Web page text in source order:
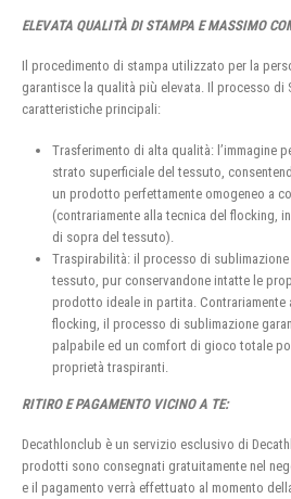
ELEVATA QUALITÀ DI STAMPA E MASSIMO
Il procedimento di stampa utilizzato per la
garantisce la qualità più elevata. Il processo di
caratteristiche principali:
Trasferimento di alta qualità: l’immagine
strato superficiale del tessuto,
un prodotto perfettamente omogeneo a
(contrariamente alla tecnica del flocking,
di sopra del tessuto).
Traspirabilità: il processo di sublimazione
tessuto, pur conservandone intatte le
prodotto ideale in partita. Contrariamente
flocking, il processo di sublimazione
palpabile ed un comfort di gioco totale
proprietà traspiranti.
RITIRO E PAGAMENTO VICINO A TE:
Decathlonclub è un servizio esclusivo di
prodotti sono consegnati gratuitamente nel
e il pagamento verrà effettuato al momento